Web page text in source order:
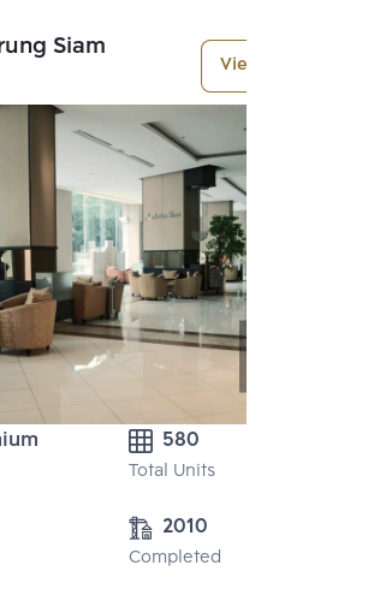
Siam
View More
580
Total Units
2010
Completed